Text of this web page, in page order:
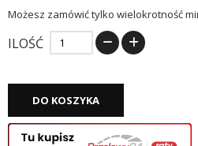
Możesz zamówić tylko wielokrotność
ILOŚĆ
DO KOSZYKA